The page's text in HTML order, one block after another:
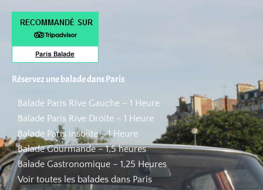
Réservez une balade dans Paris
Balade Paris Rive Gauche – 1 Heure
Balade Paris Rive Droite – 1 Heure
Balade Paris insolite – 1 Heure
Balade Gourmande – 1,5 heures
Balade Gastronomique – 1,25 Heures
Voir toutes les balades dans Paris